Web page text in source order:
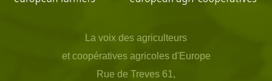
La voix des agriculteurs
et coopératives agricoles d'Europe
Rue de Treves 61,